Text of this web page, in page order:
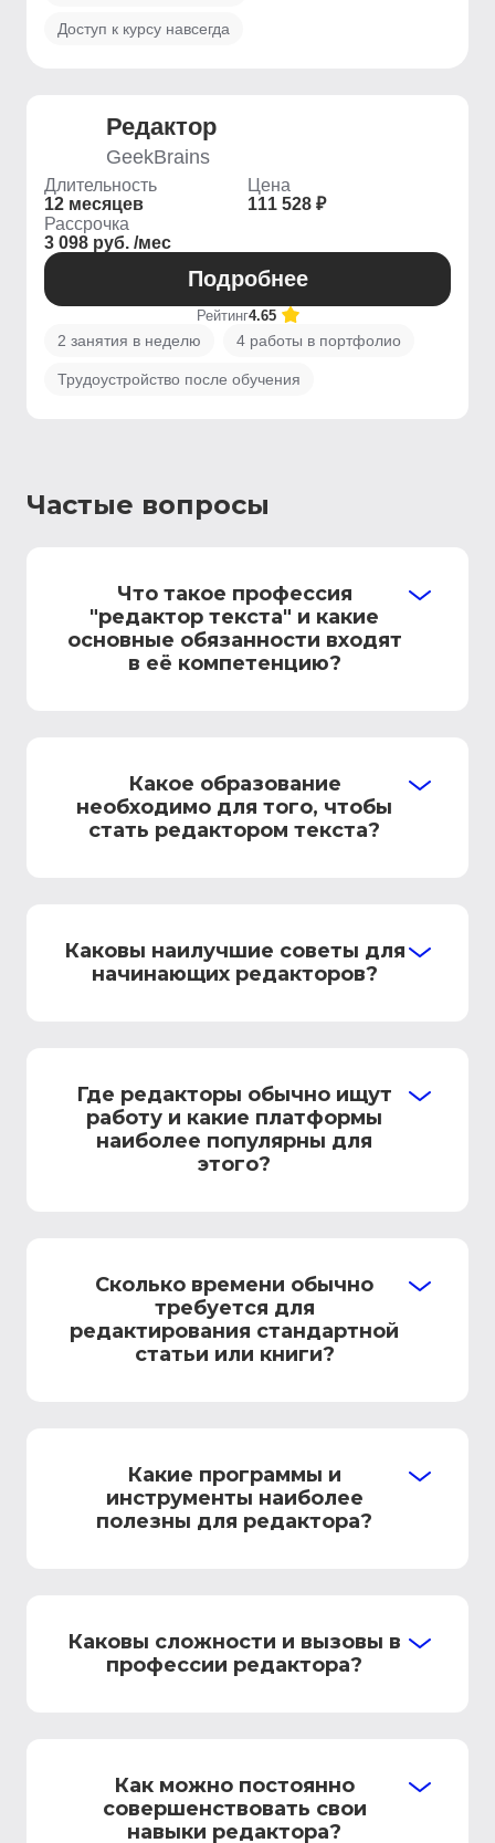
Доступ к курсу навсегда
Редактор
GeekBrains
Длительность
12 месяцев
Цена
111 528 ₽
Рассрочка
3 098 руб. /мес
Подробнее
Рейтинг4.65
2 занятия в неделю 4 работы в портфолио
Трудоустройство после обучения
Частые вопросы
Что такое профессия
"редактор текста" и какие
основные обязанности входят
в её компетенцию?
Какое образование
необходимо для того, чтобы
стать редактором текста?
Каковы наилучшие советы для
начинающих редакторов?
Где редакторы обычно ищут
работу и какие платформы
наиболее популярны для
этого?
Сколько времени обычно
требуется для
редактирования стандартной
статьи или книги?
Какие программы и
инструменты наиболее
полезны для редактора?
Каковы сложности и вызовы в
профессии редактора?
Как можно постоянно
совершенствовать свои
навыки редактора?